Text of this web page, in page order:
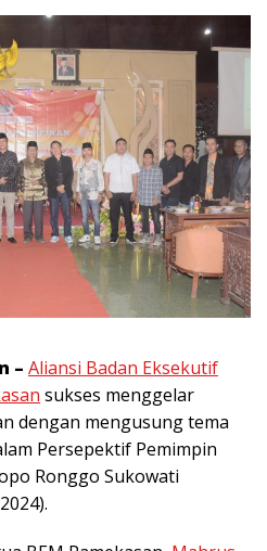
– Aliansi Badan Eksekutif
sukses menggelar
dengan mengusung tema
Persepektif Pemimpin
Ronggo Sukowati